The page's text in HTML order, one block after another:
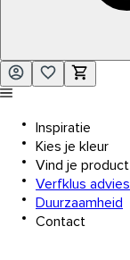
Inspiratie
Kies je kleur
Vind je product
Verfklus advies
Duurzaamheid
Contact